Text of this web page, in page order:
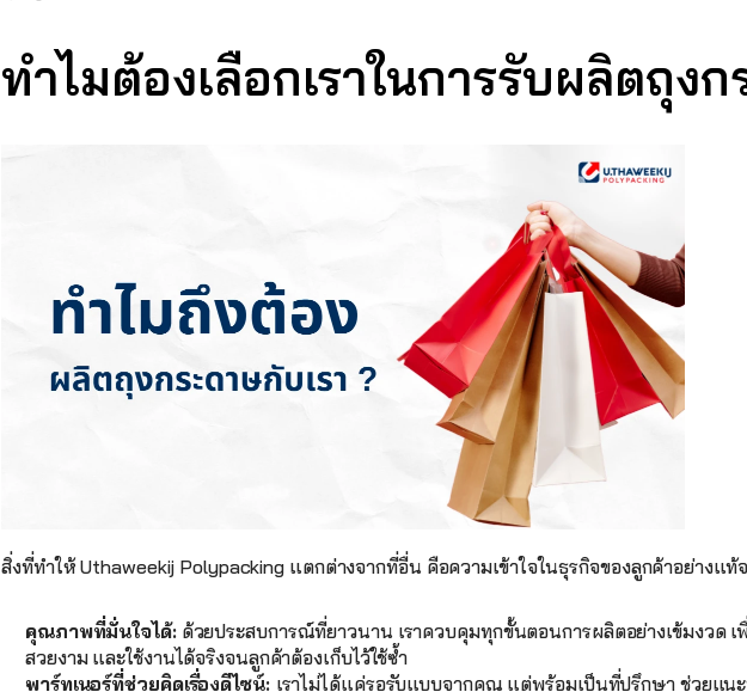
ทำไมต้องเลือกเราในการรับผลิตถุง
สิ่งที่ทำให้ Uthaweekij Polypacking แตกต่างจากที่อื่น คือความเข้าใจในธุรกิจของลูกค้าอย่างแท้
คุณภาพที่มั่นใจได้: ด้วยประสบการณ์ที่ยาวนาน เราควบคุมทุกขั้นตอนการผลิตอย่างเข้มงวด
สวยงาม และใช้งานได้จริงจนลูกค้าต้องเก็บไว้ใช้ซ้ำ
พาร์ทเนอร์ที่ช่วยคิดเรื่องดีไซน์: เราไม่ได้แค่รอรับแบบจากคุณ แต่พร้อมเป็นที่ปรึกษา ช่วยแน